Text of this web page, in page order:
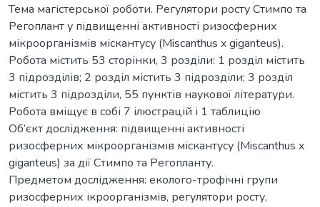
Тема магістерської роботи. Регулятори росту Стимпо та
Регоплант у підвищенні активності ризосферних
мікроорганізмів міскантусу (Miscanthus x giganteus).
Робота містить 53 сторінки, 3 розділи: 1 розділ містить
3 підрозділів; 2 розділ містить 3 підрозділи; 3 розділ
містить 3 підрозділи, 55 пунктів наукової літератури.
Робота вміщує в собі 7 ілюстрацій і 1 таблицію
Об’єкт дослідження: підвищенні активності
ризосферних мікроорганізмів міскантусу (Miscanthus x
giganteus) за дії Стимпо та Регопланту.
Предметом дослідження: еколого-трофічні групи
ризосферних ікроорганізмів, регулятори росту,